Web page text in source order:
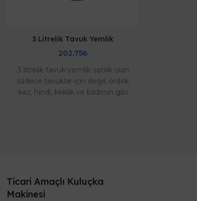
3 Litrelik Tavuk Yemlik
202,75₺
3 litrelik tavuk yemlik satılık olan
sadece tavuklar için değil, ördek
kaz, hindi, keklik ve bıldırcın gibi
Ticari Amaçlı Kuluçka
Makinesi